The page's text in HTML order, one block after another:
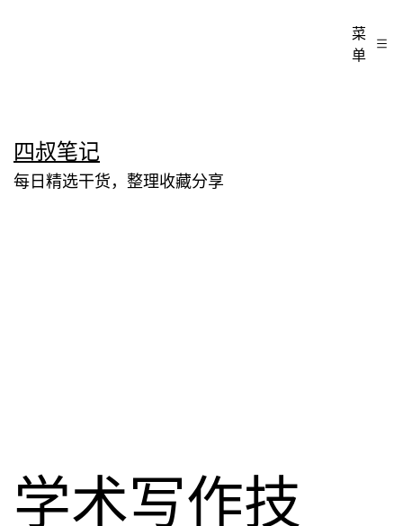
至
内
四叔笔记
每日精选干货，整理收藏分享
菜
单
学术写作技